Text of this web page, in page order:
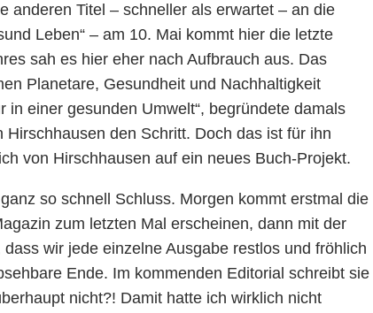
anderen Titel – schneller als erwartet – an die
Leben“ – am 10. Mai kommt hier die letzte
sah es hier eher nach Aufbrauch aus. Das
Planetare, Gesundheit und Nachhaltigkeit
in einer gesunden Umwelt“, begründete damals
den Schritt. Doch das ist für ihn
von Hirschhausen auf ein neues Buch-Projekt.
so schnell Schluss. Morgen kommt erstmal die
zum letzten Mal erscheinen, dann mit der
wir jede einzelne Ausgabe restlos und fröhlich
Ende. Im kommenden Editorial schreibt sie
nicht?! Damit hatte ich wirklich nicht